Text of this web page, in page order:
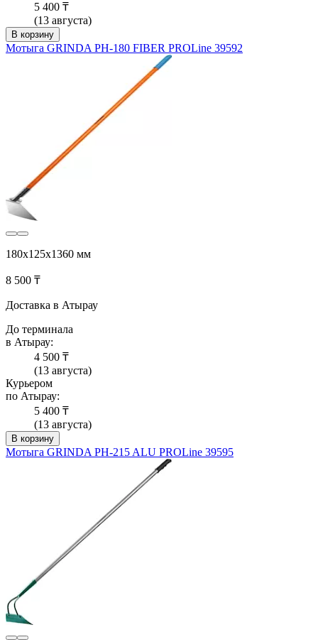
5 400 ₸
(13 августа)
В корзину
Мотыга GRINDA PH-180 FIBER PROLine 39592
180х125х1360 мм
8 500 ₸
Доставка в Атырау
До терминала
в Атырау:
4 500 ₸
(13 августа)
Курьером
по Атырау:
5 400 ₸
(13 августа)
В корзину
Мотыга GRINDA PH-215 ALU PROLine 39595